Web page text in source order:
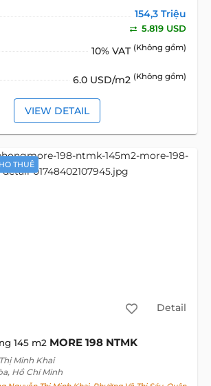
154,3 Triệu
5.819 USD
10% VAT (Không gồm)
6.0 USD/m2 (Không gồm)
VIEW DETAIL
THUÊ
Detail
145 m2 MORE 198 NTMK
Minh Khai
Hồ Chí Minh